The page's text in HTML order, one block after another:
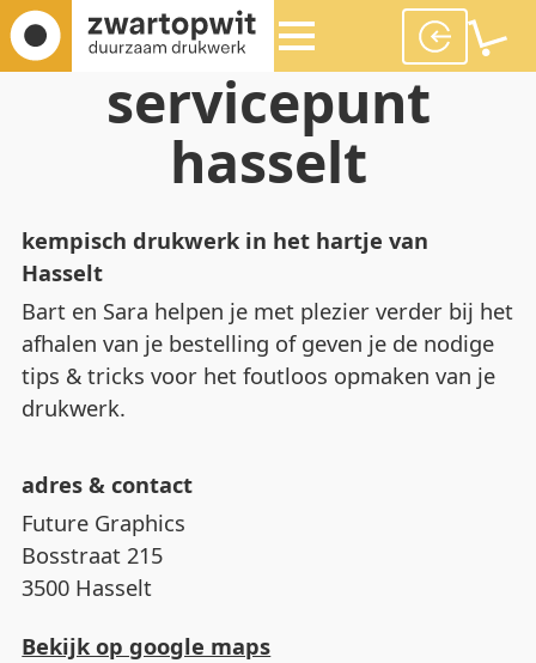
servicepunt
hasselt
kempisch drukwerk in het hartje van
Hasselt
Bart en Sara helpen je met plezier verder bij het
afhalen van je bestelling of geven je de nodige
tips & tricks voor het foutloos opmaken van je
drukwerk.
adres & contact
Future Graphics
Bosstraat 215
3500 Hasselt
Bekijk op google maps